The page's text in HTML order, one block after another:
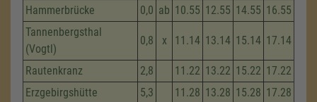
Hammerbrücke
0,0 ab 10.55 12.55 14.55 16.55
Tannenbergsthal
(Vogtl)
0,8 x 11.14 13.14 15.14 17.14
Rautenkranz 2,8 11.22 13.22 15.22 17.22
Erzgebirgshütte
5,3 11.28 13.28 15.28 17.28